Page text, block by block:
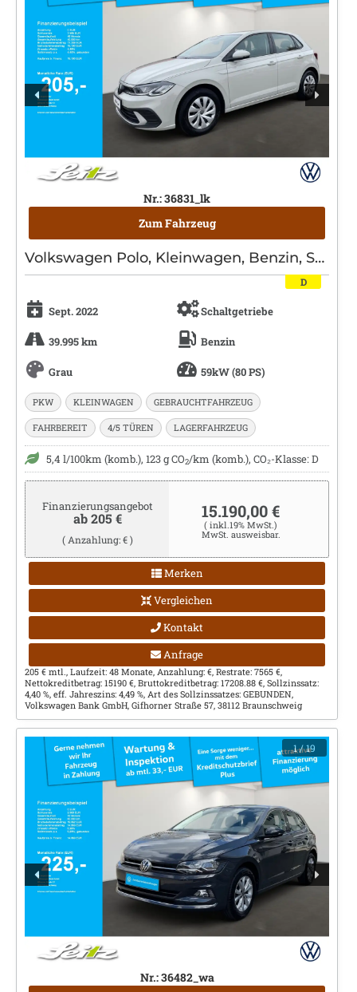
Nr.: 36831_lk
Zum Fahrzeug
Volkswagen Polo, Kleinwagen, Benzin, Schaltgetriebe, Grau
Sept. 2022 Schaltgetriebe
39.995 km Benzin
Grau 59kW (80 PS)
D
PKW KLEINWAGEN GEBRAUCHTFAHRZEUG
FAHRBEREIT 4/5 TÜREN LAGERFAHRZEUG
5,4 l/100km (komb.), 123 g CO2/km (komb.), CO₂-Klasse: D
Finanzierungsangebot
ab 205 €
( Anzahlung: € )
15.190,00 €
( inkl.19% MwSt.)
MwSt. ausweisbar.
Merken
Vergleichen
Kontakt
Anfrage
205 € mtl., Laufzeit: 48 Monate, Anzahlung: €, Restrate: 7565 €,
Nettokreditbetrag: 15190 €, Bruttokreditbetrag: 17208.88 €, Sollzinssatz:
4,40 %, eff. Jahreszins: 4,49 %, Art des Sollzinssatzes: GEBUNDEN,
Volkswagen Bank GmbH, Gifhorner Straße 57, 38112 Braunschweig
1/ 19
Nr.: 36482_wa